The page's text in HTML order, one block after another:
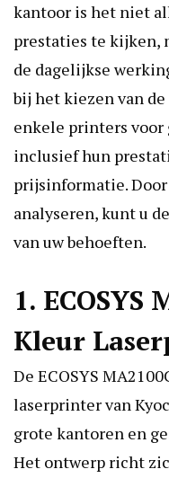
kantoor is het niet
prestaties te kijken,
de dagelijkse
bij het kiezen van
enkele printers voor
inclusief hun
prijsinformatie.
analyseren, kunt u
van uw behoeften.
1. ECOSYS
Kleur
De ECOSYS
laserprinter van
grote kantoren en
Het ontwerp richt